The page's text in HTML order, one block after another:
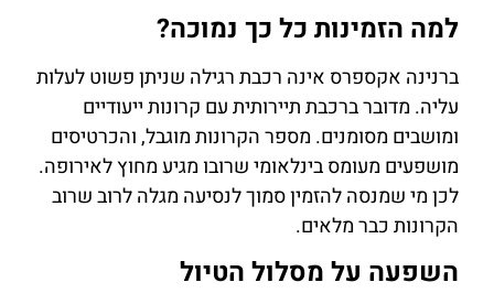
למה הזמינות כל כך נמוכה?
ברנינה אקספרס אינה רכבת רגילה שניתן פשוט לעלות
עליה. מדובר ברכבת תיירותית עם קרונות ייעודיים
ומושבים מסומנים. מספר הקרונות מוגבל, והכרטיסים
מושפעים מעומס בינלאומי שרובו מגיע מחוץ לאירופה.
לכן מי שמנסה להזמין סמוך לנסיעה מגלה לרוב שרוב
הקרונות כבר מלאים.
השפעה על מסלול הטיול